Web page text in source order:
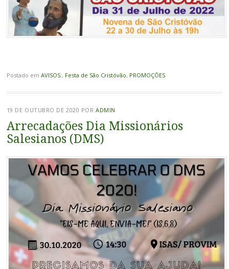
Postado em AVISOS:, Festa de São Cristóvão, PROMOÇÕES
19 DE OUTUBRO DE 2020 PORADMIN
Arrecadações Dia Missionários
Salesianos (DMS)